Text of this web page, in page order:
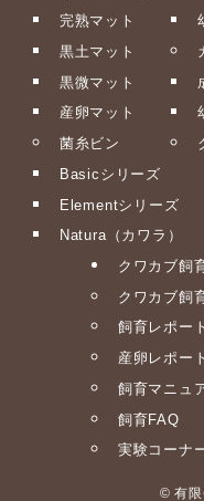
完熟マット
黒土マット
黒微マット
産卵マット
菌糸ビン
Basicシリーズ
Elementシリーズ
Natura（カワラ）
クワカブ飼
クワカブ飼
飼育レポー
産卵レポー
飼育マニュ
飼育FAQ
実験コーナ
© 有